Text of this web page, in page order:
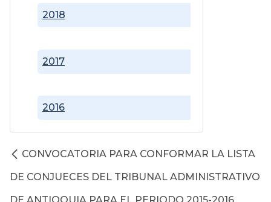
2016
2017
2018
CONVOCATORIA PARA CONFORMAR LA LISTA
DE CONJUECES DEL TRIBUNAL ADMINISTRATIVO